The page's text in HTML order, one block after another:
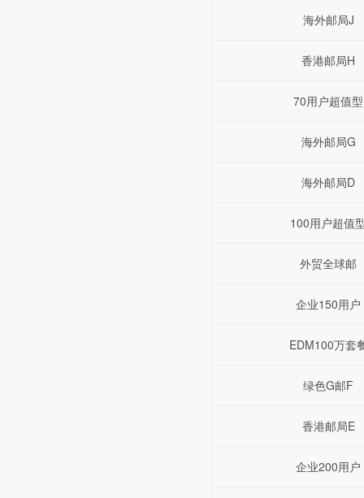
海外邮局J
香港邮局H
70用户超值型
海外邮局G
海外邮局D
100用户超值
外贸全球邮
企业150用户
EDM100万套
绿色G邮F
香港邮局E
企业200用户